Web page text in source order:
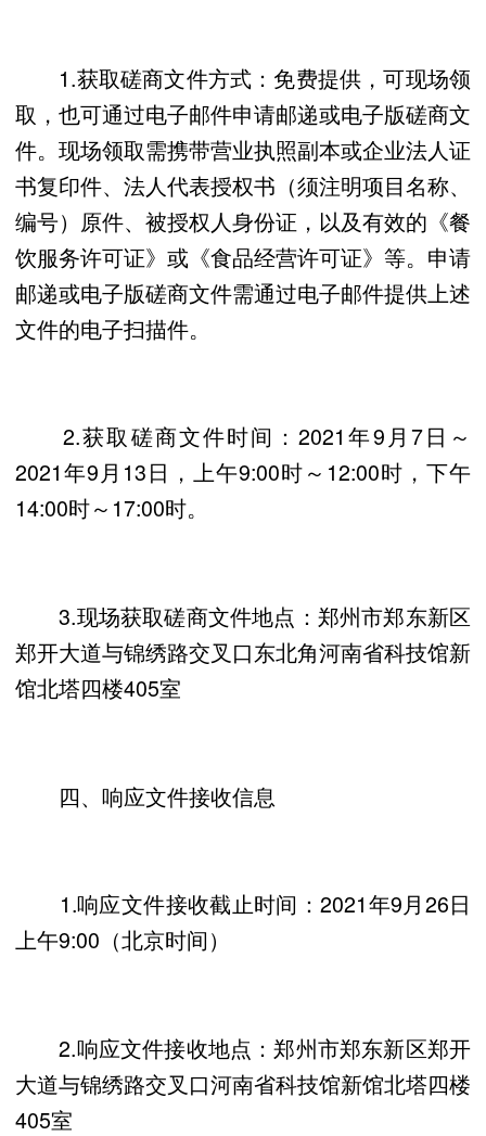
1.获取磋商文件方式：免费提供，可现场领
取，也可通过电子邮件申请邮递或电子版磋商文
件。现场领取需携带营业执照副本或企业法人证
书复印件、法人代表授权书（须注明项目名称、
编号）原件、被授权人身份证，以及有效的《餐
饮服务许可证》或《食品经营许可证》等。申请
邮递或电子版磋商文件需通过电子邮件提供上述
文件的电子扫描件。
2.获取磋商文件时间：2021年9月7日～
2021年9月13日，上午9:00时～12:00时，下午
14:00时～17:00时。
3.现场获取磋商文件地点：郑州市郑东新区
郑开大道与锦绣路交叉口东北角河南省科技馆新
馆北塔四楼405室
四、响应文件接收信息
1.响应文件接收截止时间：2021年9月26日
上午9:00（北京时间）
2.响应文件接收地点：郑州市郑东新区郑开
大道与锦绣路交叉口河南省科技馆新馆北塔四楼
405室